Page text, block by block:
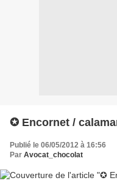
✪ Encornet /
Publié le 06/05/2012 à 16:56
Par Avocat_chocolat